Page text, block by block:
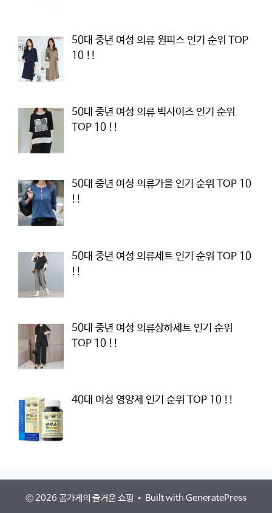
50대 중년 여성 의류 원피스 인기 순위 TOP
10 !!
50대 중년 여성 의류 빅사이즈 인기 순위
TOP 10 !!
50대 중년 여성 의류가을 인기 순위 TOP 10
!!
50대 중년 여성 의류세트 인기 순위 TOP 10
!!
50대 중년 여성 의류상하세트 인기 순위
TOP 10 !!
40대 여성 영양제 인기 순위 TOP 10 !!
© 2026 곰가게의 즐거운 쇼핑 • Built with GeneratePress